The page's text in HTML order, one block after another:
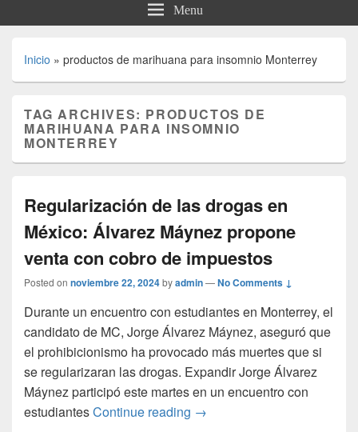
Menu
Inicio » productos de marihuana para insomnio Monterrey
TAG ARCHIVES: PRODUCTOS DE
MARIHUANA PARA INSOMNIO
MONTERREY
Regularización de las drogas en
México: Álvarez Máynez propone
venta con cobro de impuestos
Posted on noviembre 22, 2024byadmin—No Comments ↓
Durante un encuentro con estudiantes en Monterrey, el
candidato de MC, Jorge Álvarez Máynez, aseguró que
el prohibicionismo ha provocado más muertes que si
se regularizaran las drogas. Expandir Jorge Álvarez
Máynez participó este martes en un encuentro con
estudiantesContinue reading Regularización de las
→